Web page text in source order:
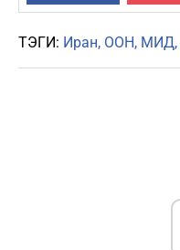
ТЭГИ: Иран ООН МИД